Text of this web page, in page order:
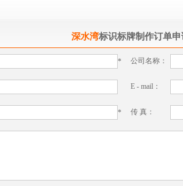
深水湾标识标牌制作订单申
* 公司名称：
E - mail：
* 传 真：